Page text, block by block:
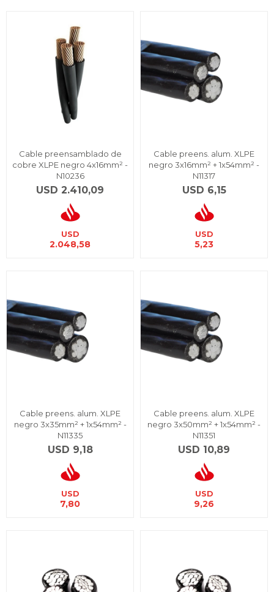
Cable preensamblado de
cobre XLPE negro 4x16mm² -
N10236
USD 2.410,09
USD
2.048,58
Cable preens. alum. XLPE
negro 3x16mm² + 1x54mm² -
N11317
USD 6,15
USD
5,23
Cable preens. alum. XLPE
negro 3x35mm² + 1x54mm² -
N11335
USD 9,18
USD
7,80
Cable preens. alum. XLPE
negro 3x50mm² + 1x54mm² -
N11351
USD 10,89
USD
9,26